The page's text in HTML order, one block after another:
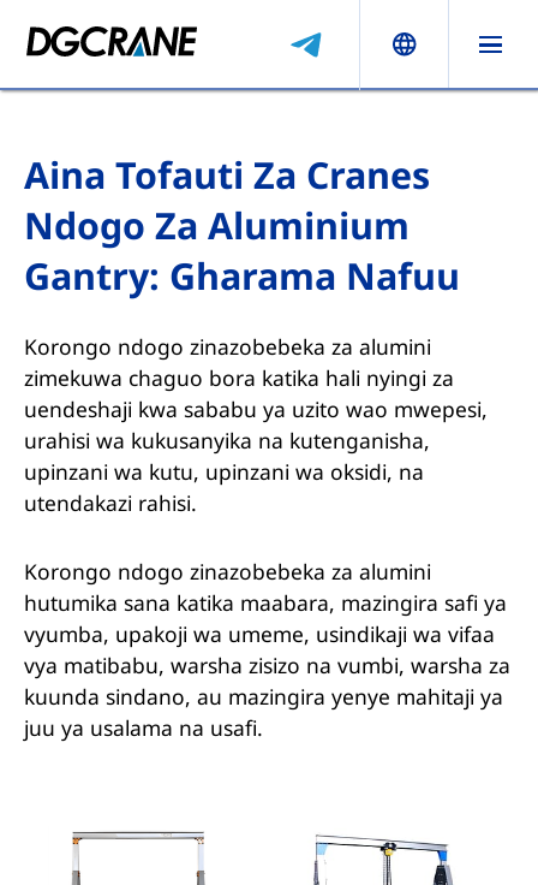
Aina Tofauti Za Cranes
Ndogo Za Aluminium
Gantry: Gharama Nafuu
Korongo ndogo zinazobebeka za alumini
zimekuwa chaguo bora katika hali nyingi za
uendeshaji kwa sababu ya uzito wao mwepesi,
urahisi wa kukusanyika na kutenganisha,
upinzani wa kutu, upinzani wa oksidi, na
utendakazi rahisi.
Korongo ndogo zinazobebeka za alumini
hutumika sana katika maabara, mazingira safi ya
vyumba, upakoji wa umeme, usindikaji wa vifaa
vya matibabu, warsha zisizo na vumbi, warsha za
kuunda sindano, au mazingira yenye mahitaji ya
juu ya usalama na usafi.